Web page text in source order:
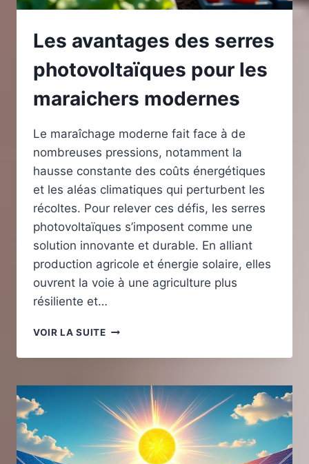
Les avantages des serres
photovoltaïques pour les
maraichers modernes
Le maraîchage moderne fait face à de
nombreuses pressions, notamment la
hausse constante des coûts énergétiques
et les aléas climatiques qui perturbent les
récoltes. Pour relever ces défis, les serres
photovoltaïques s’imposent comme une
solution innovante et durable. En alliant
production agricole et énergie solaire, elles
ouvrent la voie à une agriculture plus
résiliente et…
VOIR LA SUITELES
DES
PHOTOVOLTAÏQUES
POUR
LES
MARAICHERS
MODERNES